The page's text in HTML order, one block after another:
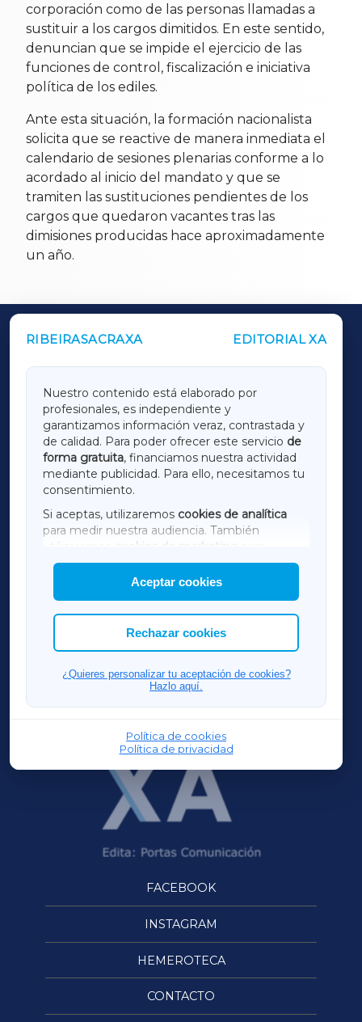
corporación como de las personas llamadas a
sustituir a los cargos dimitidos. En este sentido,
denuncian que se impide el ejercicio de las
funciones de control, fiscalización e iniciativa
política de los ediles.
Ante esta situación, la formación nacionalista
solicita que se reactive de manera inmediata el
calendario de sesiones plenarias conforme a lo
acordado al inicio del mandato y que se
tramiten las sustituciones pendientes de los
cargos que quedaron vacantes tras las
dimisiones producidas hace aproximadamente
un año.
RIBEIRASACRAXA EDITORIAL XA
Nuestro contenido está elaborado por
profesionales, es independiente y
garantizamos información veraz, contrastada y
de calidad. Para poder ofrecer este servicio de
forma gratuita, financiamos nuestra actividad
mediante publicidad. Para ello, necesitamos tu
consentimiento.
Si aceptas, utilizaremos cookies de analítica
para medir nuestra audiencia. También
utilizaremos
cookies de marketing
mostrar publicidad de terceros.
Asimismo, puedes personalizar la elección de
las cookies que deseas permitir.
Aceptar cookies
Rechazar cookies
¿Quieres personalizar tu aceptación de cookies?
Hazlo aquí.
Política de cookies
Política de privacidad
OUTROS PERIÓDICOS
LUGOXA
TERRACHAXA
AMARIÑAXA
RIBEIRASACRAXA
ACORUÑAXA
FERROLXA
OURENSEXA
FACEBOOK
INSTAGRAM
HEMEROTECA
CONTACTO